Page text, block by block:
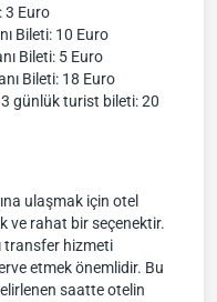
3 Euro
Bileti: 10 Euro
Bileti: 5 Euro
Bileti: 18 Euro
günlük turist bileti: 20
ulaşmak için otel
ve rahat bir seçenektir.
transfer hizmeti
etmek önemlidir. Bu
saatte otelin